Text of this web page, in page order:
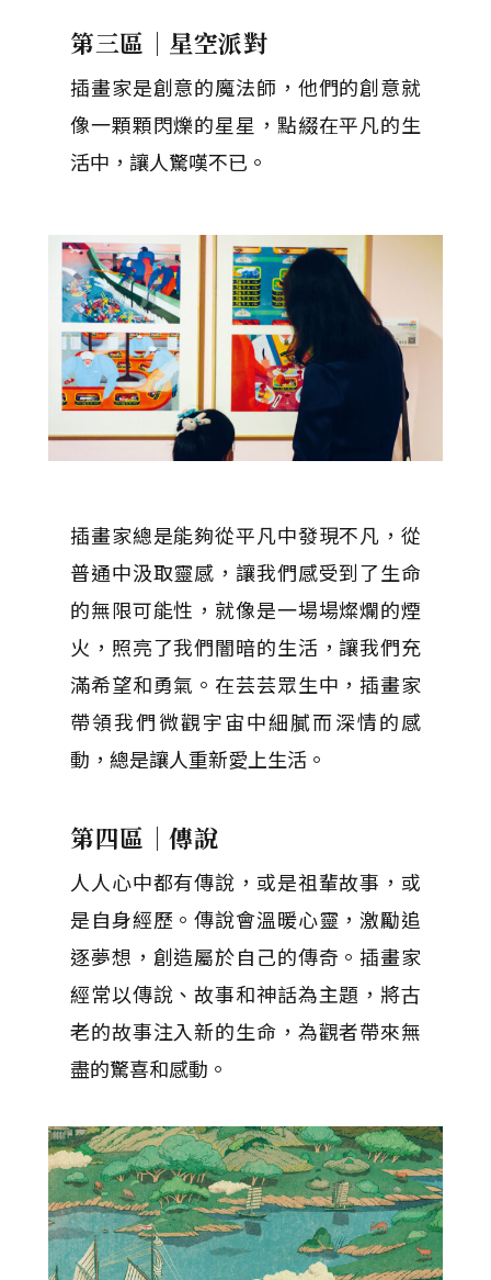
第三區｜星空派對
插畫家是創意的魔法師，他們的創意就
像一顆顆閃爍的星星，點綴在平凡的生
活中，讓人驚嘆不已。
插畫家總是能夠從平凡中發現不凡，從
普通中汲取靈感，讓我們感受到了生命
的無限可能性，就像是一場場燦爛的煙
火，照亮了我們闇暗的生活，讓我們充
滿希望和勇氣。在芸芸眾生中，插畫家
帶領我們微觀宇宙中細膩而深情的感
動，總是讓人重新愛上生活。
第四區｜傳說
人人心中都有傳說，或是祖輩故事，或
是自身經歷。傳說會溫暖心靈，激勵追
逐夢想，創造屬於自己的傳奇。插畫家
經常以傳說、故事和神話為主題，將古
老的故事注入新的生命，為觀者帶來無
盡的驚喜和感動。